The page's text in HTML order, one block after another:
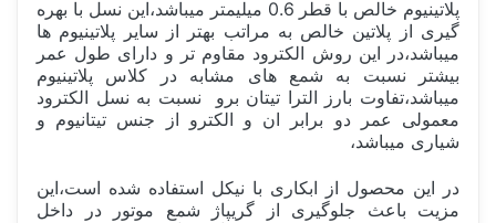
پلاتینیوم خالص با قطر 0.6 میلیمتر میباشد،این نسل با بهره
گیری از پلاتین خالص به مراتب بهتر از سایر پلاتینیوم ها
میباشد،در این روش الکترود مقاوم تر و دارای طول عمر
بیشتر نسبت به شمع های مشابه در کلاس پلاتینیوم
میباشد،تفاوت بارز الترا تیتان برو نسبت به نسل الکترود
معمولی عمر دو برابر ان و الکترو از جنس تیتانیوم و
شیاری میباشد،
در این محصول از ابکاری با نیکل استفاده شده است،این
مزیت باعث جلوگیری از گریپاژ شمع موتور در داخل